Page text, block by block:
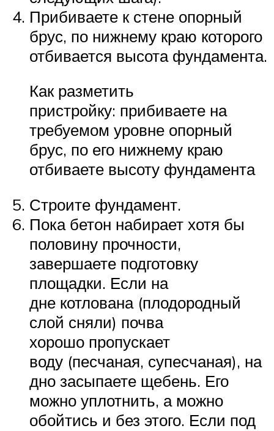
Прибиваете к стене опорный
брус, по нижнему краю которого
отбивается высота фундамента.
Как разметить
пристройку: прибиваете на
требуемом уровне опорный
брус, по его нижнему краю
отбиваете высоту фундамента
Строите фундамент.
Пока бетон набирает хотя бы
половину прочности,
завершаете подготовку
площадки. Если на
дне котлована (плодородный
слой сняли) почва
хорошо пропускает
воду (песчаная, супесчаная), на
дно засыпаете щебень. Его
можно уплотнить, а можно
обойтись и без этого. Если под